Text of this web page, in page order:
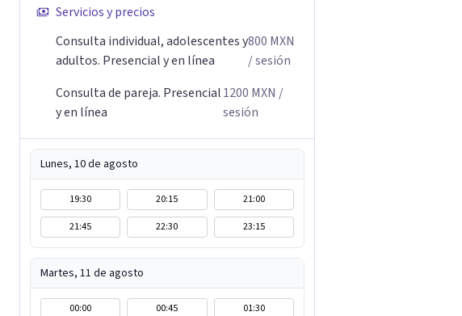
Servicios y precios
Consulta individual, adolescentes y
adultos. Presencial y en línea
800 MXN
/ sesión
Consulta de pareja. Presencial
y en línea
1200 MXN /
sesión
Lunes, 10 de agosto
19:30 20:15
21:00
21:45
22:30 23:15
Martes, 11 de agosto
00:00 00:45
01:30